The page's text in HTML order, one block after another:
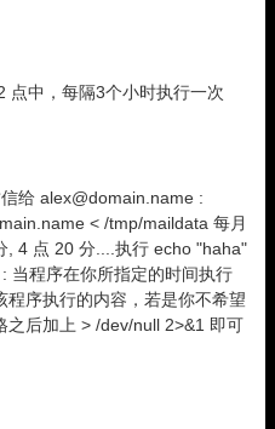
点中，每隔3个小时执行一次
给 alex@domain.name :
< /tmp/maildata 每月
, 4 点 20 分....执行 echo "haha"
当程序在你所指定的时间执行
程序执行的内容，若是你不希望
之后加上 > /dev/null 2>&1 即可